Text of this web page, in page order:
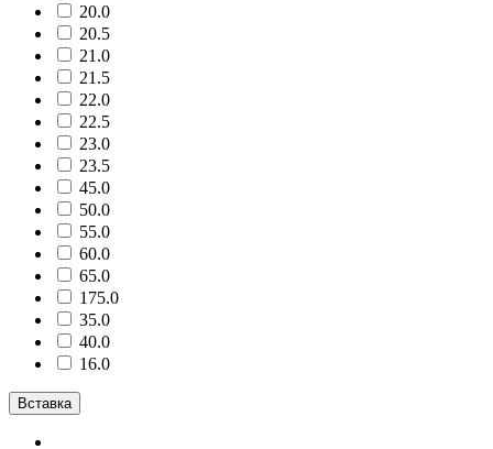
20.0
20.5
21.0
21.5
22.0
22.5
23.0
23.5
45.0
50.0
55.0
60.0
65.0
175.0
35.0
40.0
16.0
Вставка